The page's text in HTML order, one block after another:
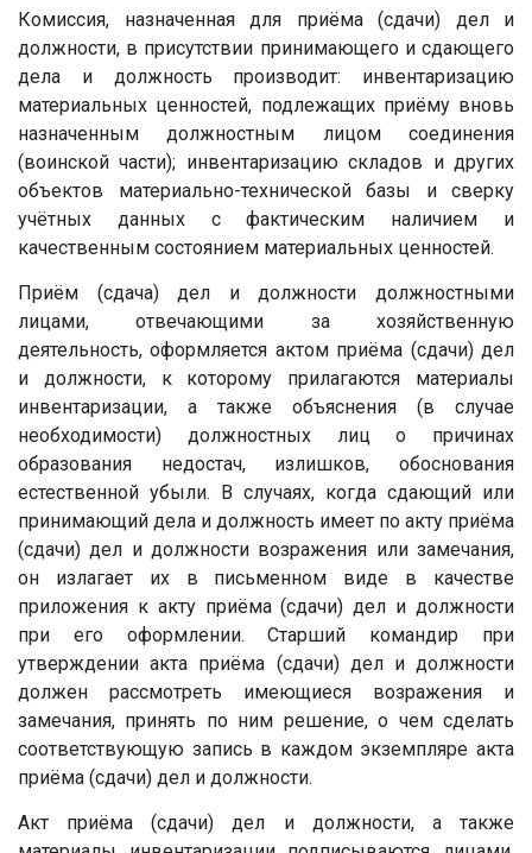
Комиссия, назначенная для приёма (сдачи) дел и
должности, в присутствии принимающего и сдающего
дела и должность производит: инвентаризацию
материальных ценностей, подлежащих приёму вновь
назначенным должностным лицом соединения
(воинской части); инвентаризацию складов и других
объектов материально-технической базы и сверку
учётных данных с фактическим наличием и
качественным состоянием материальных ценностей.
Приём (сдача) дел и должности должностными
лицами, отвечающими за хозяйственную
деятельность, оформляется актом приёма (сдачи) дел
и должности, к которому прилагаются материалы
инвентаризации, а также объяснения (в случае
необходимости) должностных лиц о причинах
образования недостач, излишков, обоснования
естественной убыли. В случаях, когда сдающий или
принимающий дела и должность имеет по акту приёма
(сдачи) дел и должности возражения или замечания,
он излагает их в письменном виде в качестве
приложения к акту приёма (сдачи) дел и должности
при его оформлении. Старший командир при
утверждении акта приёма (сдачи) дел и должности
должен рассмотреть имеющиеся возражения и
замечания, принять по ним решение, о чем сделать
соответствующую запись в каждом экземпляре акта
приёма (сдачи) дел и должности.
Акт приёма (сдачи) дел и должности, а также